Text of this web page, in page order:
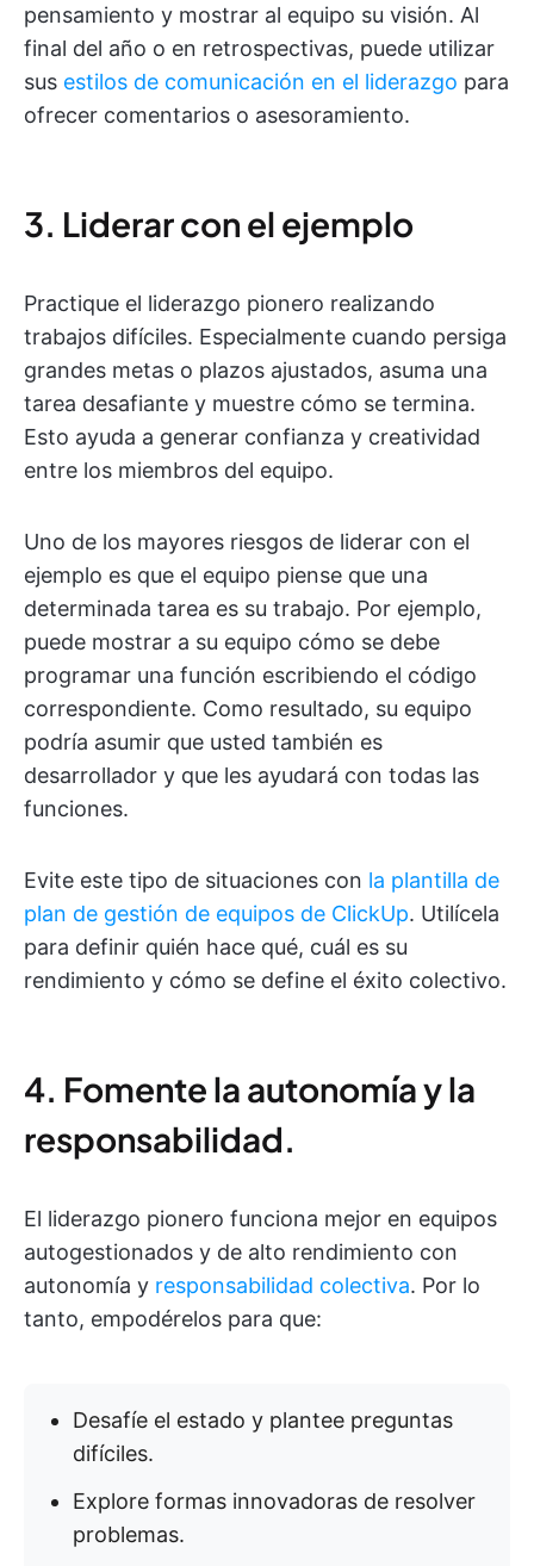
pensamiento y mostrar al equipo su visión. Al
final del año o en retrospectivas, puede utilizar
sus estilos de comunicación en el liderazgo para
ofrecer comentarios o asesoramiento.
3. Liderar con el ejemplo
Practique el liderazgo pionero realizando
trabajos difíciles. Especialmente cuando persiga
grandes metas o plazos ajustados, asuma una
tarea desafiante y muestre cómo se termina.
Esto ayuda a generar confianza y creatividad
entre los miembros del equipo.
Uno de los mayores riesgos de liderar con el
ejemplo es que el equipo piense que una
determinada tarea es su trabajo. Por ejemplo,
puede mostrar a su equipo cómo se debe
programar una función escribiendo el código
correspondiente. Como resultado, su equipo
podría asumir que usted también es
desarrollador y que les ayudará con todas las
funciones.
Evite este tipo de situaciones con la plantilla de
plan de gestión de equipos de ClickUp. Utilícela
para definir quién hace qué, cuál es su
rendimiento y cómo se define el éxito colectivo.
4. Fomente la autonomía y la
responsabilidad.
El liderazgo pionero funciona mejor en equipos
autogestionados y de alto rendimiento con
autonomía y responsabilidad colectiva. Por lo
tanto, empodérelos para que:
Desafíe el estado y plantee preguntas
difíciles.
Explore formas innovadoras de resolver
problemas.